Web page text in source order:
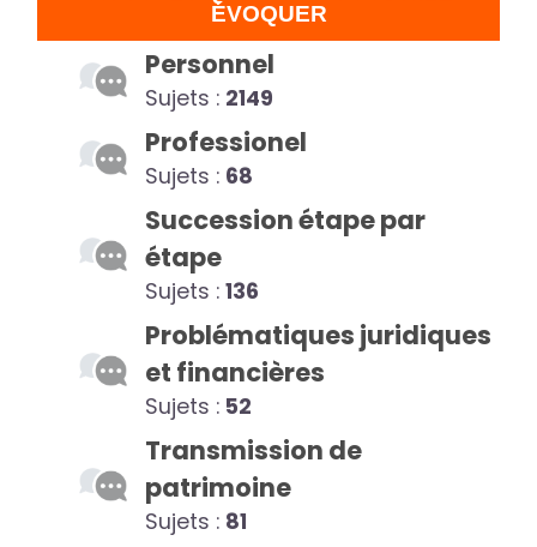
ÉVOQUER
Personnel
Sujets : 2149
Professionel
Sujets : 68
Succession étape par
étape
Sujets : 136
Problématiques juridiques
et financières
Sujets : 52
Transmission de
patrimoine
Sujets : 81